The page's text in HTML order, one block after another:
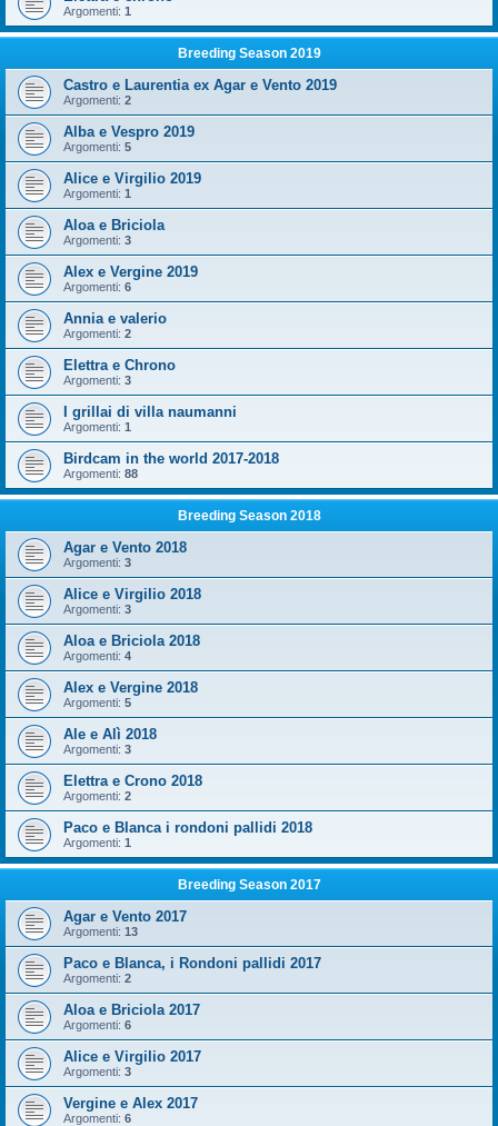
Argomenti: 1
Breeding Season 2019
Castro e Laurentia ex Agar e Vento 2019
Argomenti: 2
Alba e Vespro 2019
Argomenti: 5
Alice e Virgilio 2019
Argomenti: 1
Aloa e Briciola
Argomenti: 3
Alex e Vergine 2019
Argomenti: 6
Annia e valerio
Argomenti: 2
Elettra e Chrono
Argomenti: 3
I grillai di villa naumanni
Argomenti: 1
Birdcam in the world 2017-2018
Argomenti: 88
Breeding Season 2018
Agar e Vento 2018
Argomenti: 3
Alice e Virgilio 2018
Argomenti: 3
Aloa e Briciola 2018
Argomenti: 4
Alex e Vergine 2018
Argomenti: 5
Ale e Alì 2018
Argomenti: 3
Elettra e Crono 2018
Argomenti: 2
Paco e Blanca i rondoni pallidi 2018
Argomenti: 1
Breeding Season 2017
Agar e Vento 2017
Argomenti: 13
Paco e Blanca, i Rondoni pallidi 2017
Argomenti: 2
Aloa e Briciola 2017
Argomenti: 6
Alice e Virgilio 2017
Argomenti: 3
Vergine e Alex 2017
Argomenti: 6